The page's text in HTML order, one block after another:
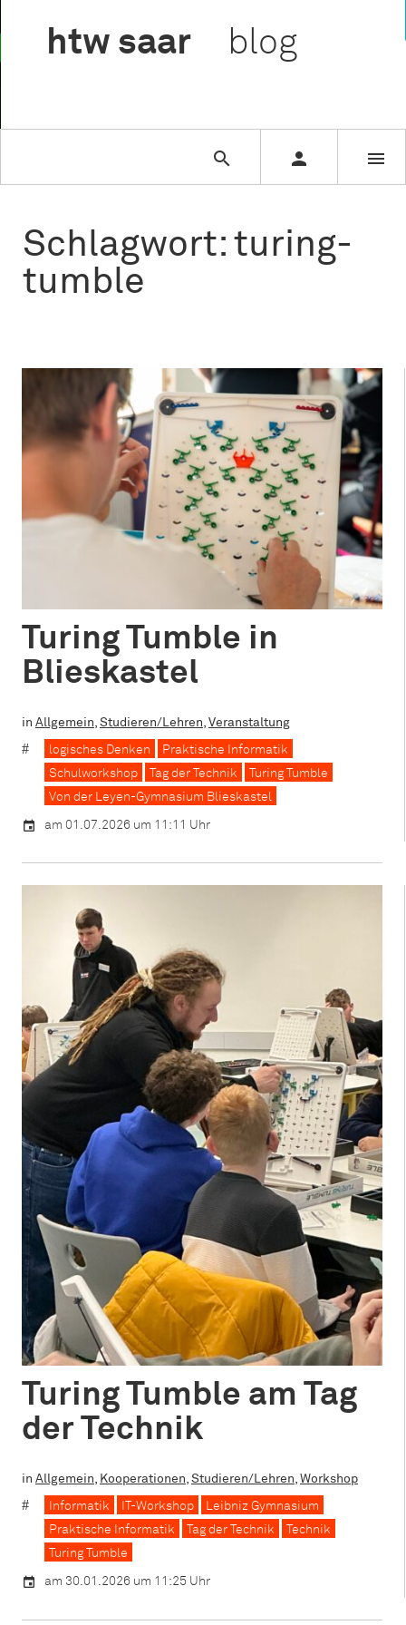
htw saar blog
  
Schlagwort: turing-
tumble
Turing Tumble in
Blieskastel
in Allgemein, Studieren/Lehren, Veranstaltung
logisches Denken
Praktische Informatik
Schulworkshop
Tag der Technik
Turing Tumble
Von der Leyen-Gymnasium Blieskastel
am 01.07.2026 um 11:11 Uhr
Turing Tumble am Tag
der Technik
in Allgemein, Kooperationen, Studieren/Lehren, Workshop
Informatik IT-Workshop
Leibniz Gymnasium
Praktische Informatik
Tag der Technik
Technik
Turing Tumble
am 30.01.2026 um 11:25 Uhr